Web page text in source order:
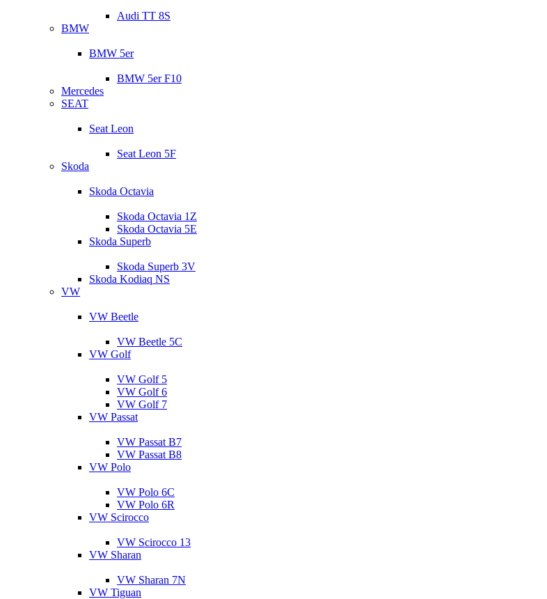
Audi TT 8S
BMW
BMW 5er
BMW 5er F10
Mercedes
SEAT
Seat Leon
Seat Leon 5F
Skoda
Skoda Octavia
Skoda Octavia 1Z
Skoda Octavia 5E
Skoda Superb
Skoda Superb 3V
Skoda Kodiaq NS
VW
VW Beetle
VW Beetle 5C
VW Golf
VW Golf 5
VW Golf 6
VW Golf 7
VW Passat
VW Passat B7
VW Passat B8
VW Polo
VW Polo 6C
VW Polo 6R
VW Scirocco
VW Scirocco 13
VW Sharan
VW Sharan 7N
VW Tiguan